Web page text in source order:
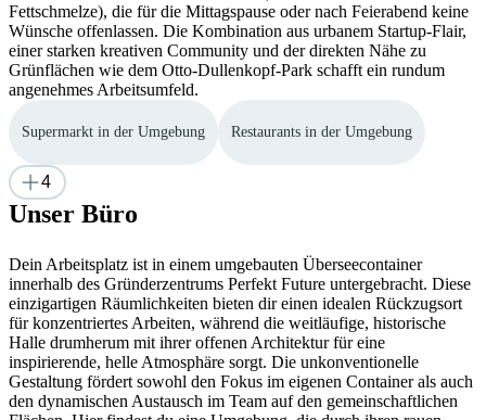
Fettschmelze), die für die Mittagspause oder nach Feierabend keine
Wünsche offenlassen. Die Kombination aus urbanem Startup-Flair,
einer starken kreativen Community und der direkten Nähe zu
Grünflächen wie dem Otto-Dullenkopf-Park schafft ein rundum
angenehmes Arbeitsumfeld.
Supermarkt in der Umgebung Restaurants in der Umgebung
4
Unser Büro
Dein Arbeitsplatz ist in einem umgebauten Überseecontainer
innerhalb des Gründerzentrums Perfekt Future untergebracht. Diese
einzigartigen Räumlichkeiten bieten dir einen idealen Rückzugsort
für konzentriertes Arbeiten, während die weitläufige, historische
Halle drumherum mit ihrer offenen Architektur für eine
inspirierende, helle Atmosphäre sorgt. Die unkonventionelle
Gestaltung fördert sowohl den Fokus im eigenen Container als auch
den dynamischen Austausch im Team auf den gemeinschaftlichen